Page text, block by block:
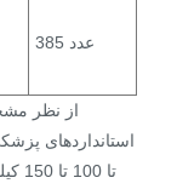
385 عدد
از نظر
استانداردهای
تا